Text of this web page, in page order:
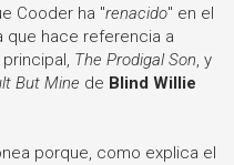
Cooder ha "renacido" en el
que hace referencia a
The Prodigal Son, y
But Mine de Blind Willie
porque, como explica el